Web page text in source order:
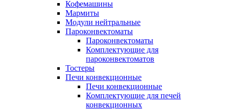
Кофемашины
Мармиты
Модули нейтральные
Пароконвектоматы
Пароконвектоматы
Комплектующие для
пароконвектоматов
Тостеры
Печи конвекционные
Печи конвекционные
Комплектующие для печей
конвекционных